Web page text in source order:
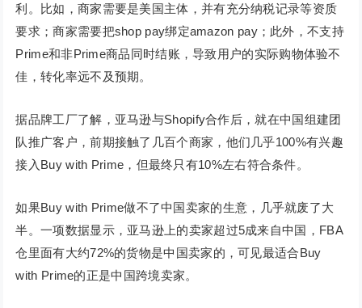
利。比如，商家需要是美国主体，并有充分纳税记录等资质
要求；商家需要把shop pay绑定amazon pay；此外，不支持
Prime和非Prime商品同时结账，导致用户的实际购物体验不
佳，转化率远不及预期。
据品牌工厂了解，亚马逊与Shopify合作后，就在中国组建团
队推广客户，前期接触了几百个商家，他们几乎100%有兴趣
接入Buy with Prime，但最终只有10%左右符合条件。
如果Buy with Prime做不了中国卖家的生意，几乎就废了大
半。一项数据显示，亚马逊上的卖家超过5成来自中国，FBA
仓里面有大约72%的货物是中国卖家的，可见最适合Buy
with Prime的正是中国跨境卖家。